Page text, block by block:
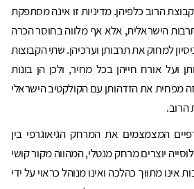
הרוב כלפיהן. מדיניות זו אינה מסתפקת
הישראלית, אלא אף מלווה בחוסר הכרה
למחוק את תרבותן וערכיהן. שתי הקבוצות
ועל אורח חייהן בכל מחיר, ולכן הן בונות
מפחית את הזדהותן עם הקולקטיב הישראלי
הרוב.
המצמצמים את המרחק הגיאוגרפי בין
יוצרים מרחק מנטלי, המהווה מקור קושי
מתוּוך כהלכה ואינו מנוהל כראוי על ידי